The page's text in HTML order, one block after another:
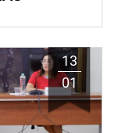
13
01